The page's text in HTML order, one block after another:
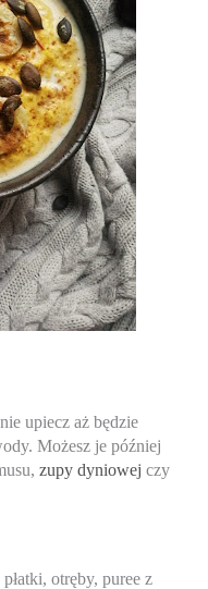
upiecz aż będzie
Możesz je później
zupy dyniowej
otręby, puree z